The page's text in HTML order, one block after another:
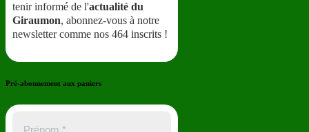
tenir informé de l'actualité du
Giraumon, abonnez-vous à notre
newsletter comme nos 464 inscrits !
Pré-abonnement aux paniers